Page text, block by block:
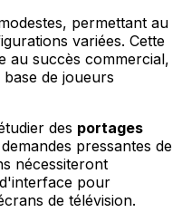
permettant au
variées. Cette
au succès commercial,
de joueurs
des portages
pressantes de
nécessiteront
pour
de télévision.